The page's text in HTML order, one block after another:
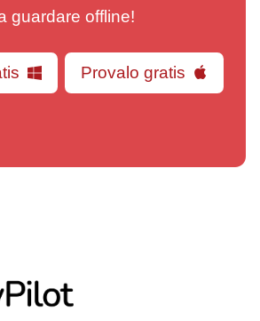
guardare offline!
Provalo gratis